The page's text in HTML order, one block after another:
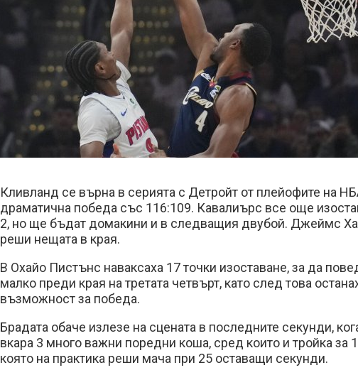
Кливланд се върна в серията с Детройт от плейофите на
драматична победа със 116:109. Кавалиърс все още
2, но ще бъдат домакини и в следващия двубой. Джеймс
реши нещата в края.
В Охайо Пистънс наваксаха 17 точки изоставане, за да
малко преди края на третата четвърт, като след това
възможност за победа.
Брадата обаче излезе на сцената в последните секунди,
вкара 3 много важни поредни коша, сред които и тройка за
която на практика реши мача при 25 оставащи секунди.